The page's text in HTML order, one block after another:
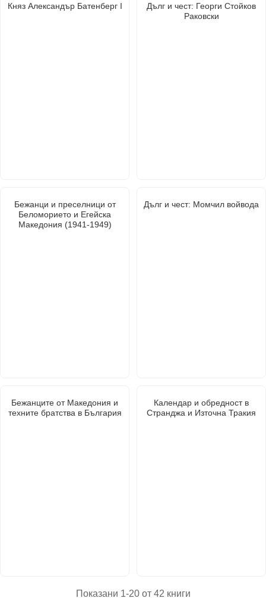
Княз Александър Батенберг I
Дълг и чест: Георги Стойков
Раковски
Бежанци и преселници от
Беломорието и Егейска
Македония (1941-1949)
Дълг и чест: Момчил войвода
Бежанците от Македония и
техните братства в България
Календар и обредност в
Странджа и Източна Тракия
Показани 1-20 от 42 книги